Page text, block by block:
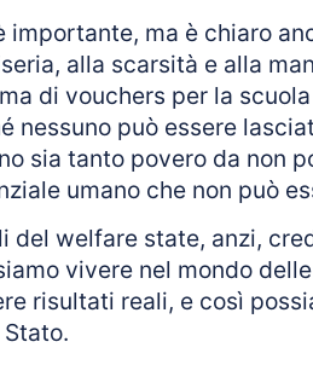
ma è chiaro
alla scarsità e alla
di vouchers per la
nessuno può essere
sia tanto povero da non
umano che non può
del welfare state, anzi,
vivere nel mondo
risultati reali, e così